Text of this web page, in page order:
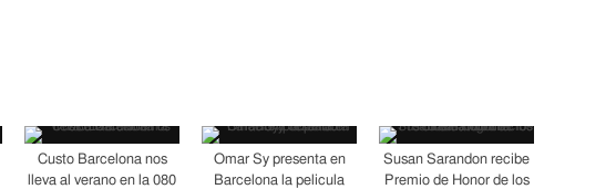
Custo Barcelona nos
lleva al verano en la 080
Omar Sy presenta en
Barcelona la pelicula
Susan Sarandon recibe
Premio de Honor de los